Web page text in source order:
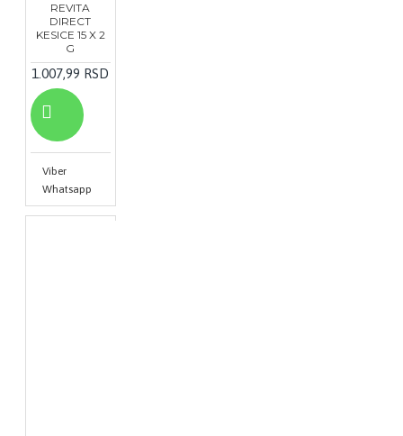
REVITA
DIRECT
KESICE 15 X 2
G
1.007,99 RSD
Viber
Whatsapp